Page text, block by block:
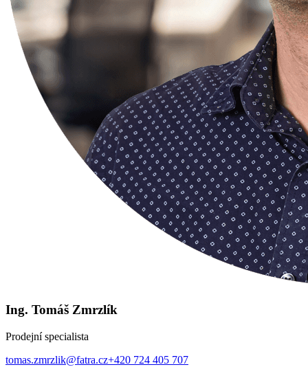
Ing. Tomáš Zmrzlík
Prodejní specialista
tomas.zmrzlik@fatra.cz+420 724 405 707